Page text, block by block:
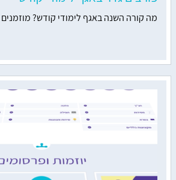
מה קורה השנה באגף לימודי קודש?